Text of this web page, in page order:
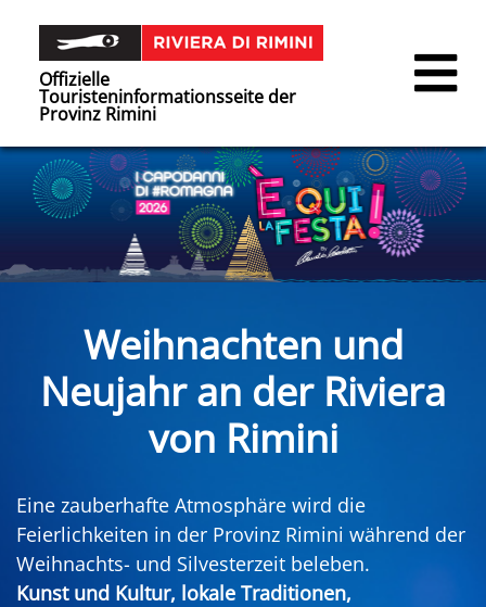
Offizielle
Touristeninformationsseite der
Provinz Rimini
Weihnachten und
Neujahr an der Riviera
von Rimini
Eine zauberhafte Atmosphäre wird die
Feierlichkeiten in der Provinz Rimini während der
Weihnachts- und Silvesterzeit beleben.
Kunst und Kultur, lokale Traditionen,